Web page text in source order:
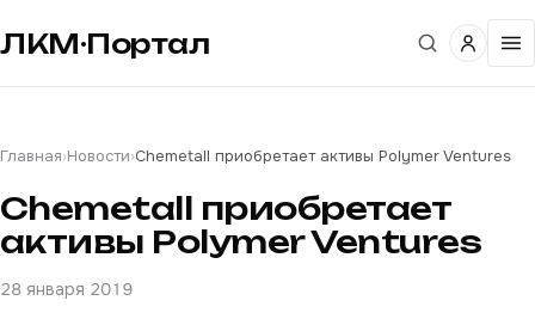
ЛКМ·Портал
Главная›Новости›Chemetall приобретает активы Polymer Ventures
Chemetall приобретает
активы Polymer Ventures
28 января 2019